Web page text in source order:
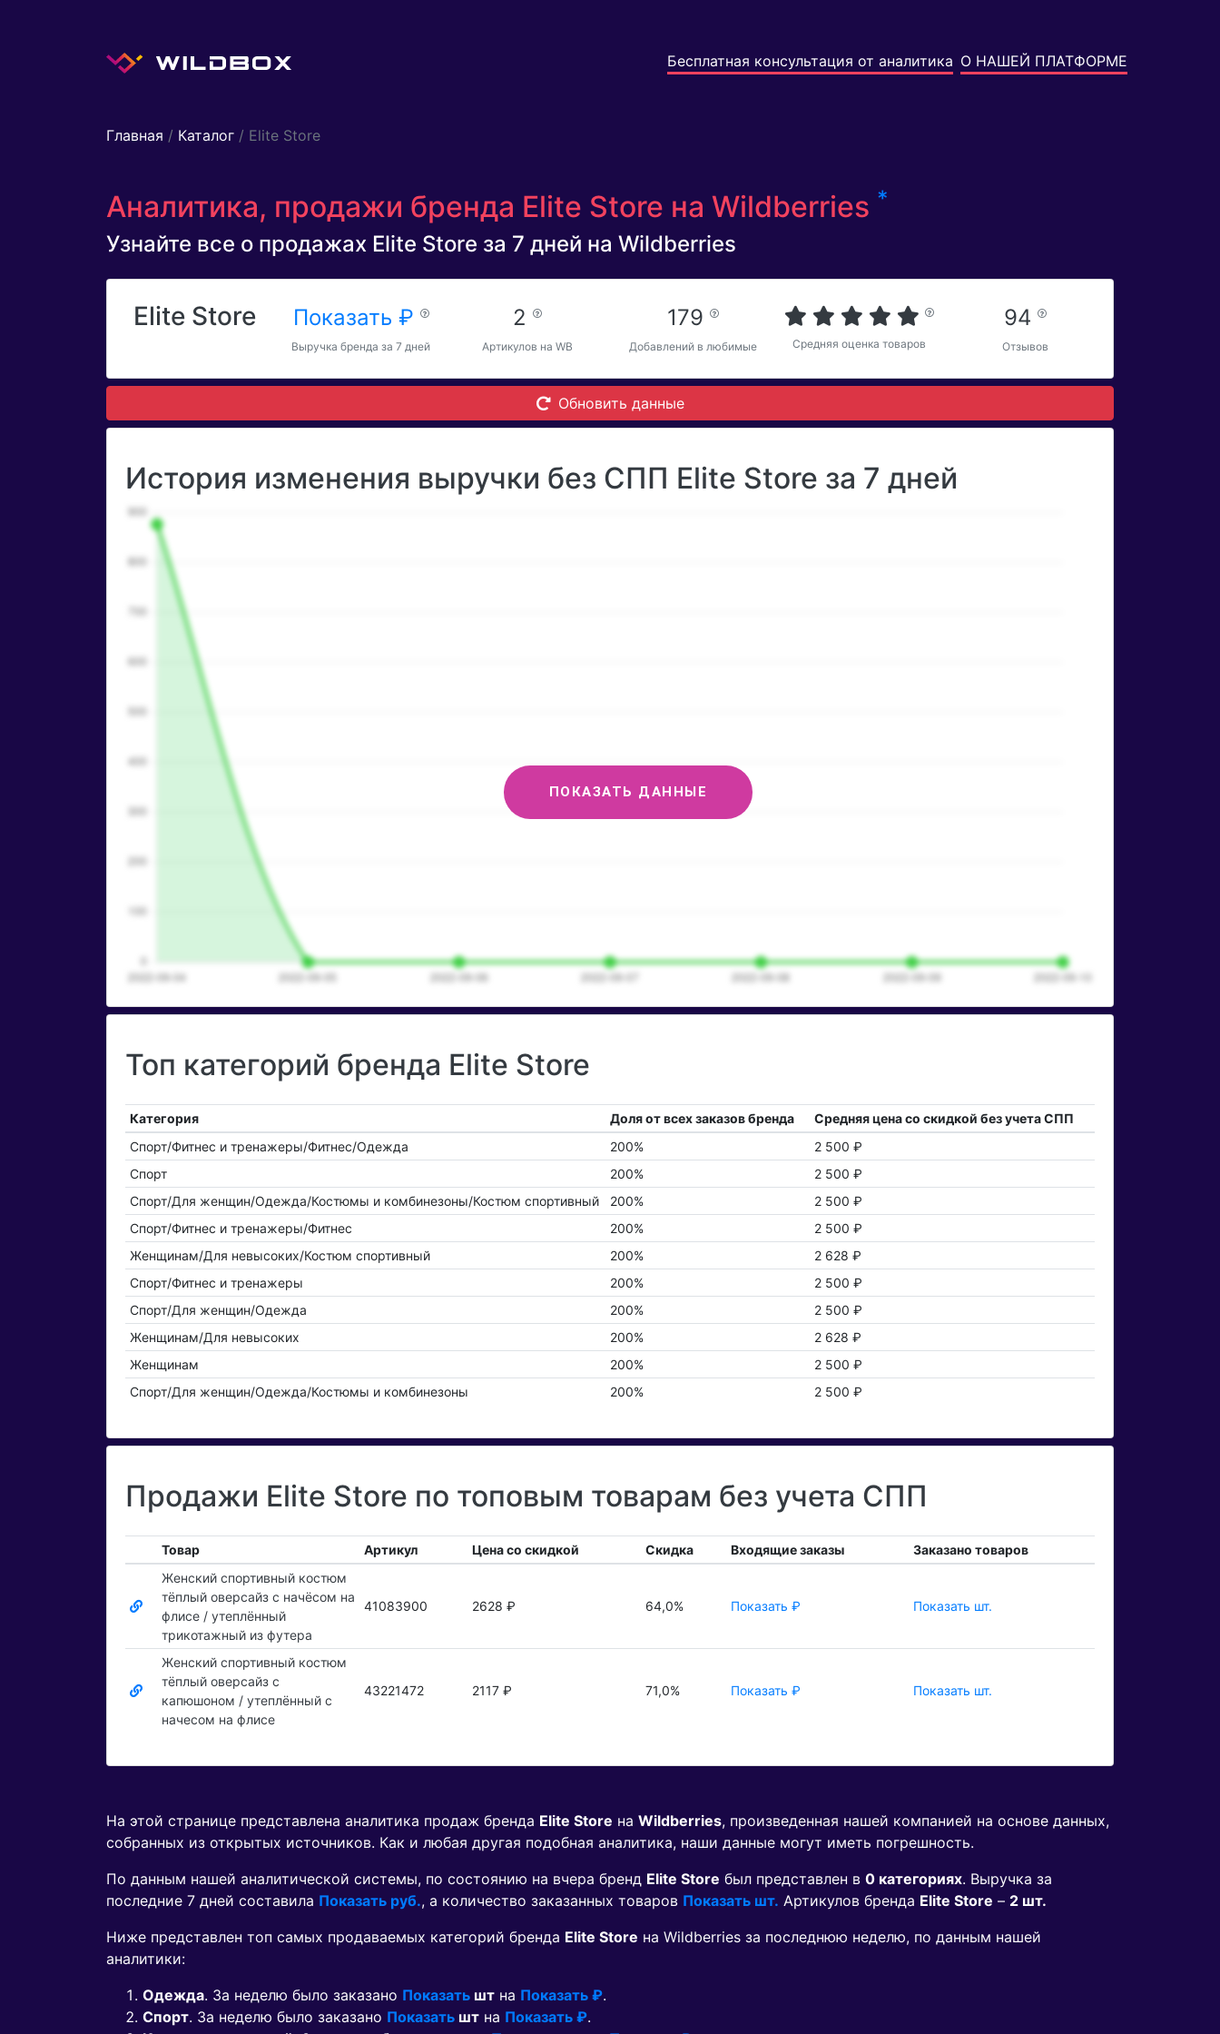
Бесплатная консультация от аналитика О НАШЕЙ ПЛАТФОРМЕ
Главная / Каталог / Elite Store
Аналитика, продажи бренда Elite Store на Wildberries *
Узнайте все о продажах Elite Store за 7 дней на Wildberries
Elite Store Показать ₽
Выручка бренда за 7 дней
2
Артикулов на WB
179
Добавлений в любимые Средняя оценка товаров
94
Отзывов
Обновить данные
История изменения выручки без СПП Elite Store за 7 дней
ПОКАЗАТЬ ДАННЫЕ
Топ категорий бренда Elite Store
Категория Доля от всех заказов бренда
Средняя цена со скидкой без учета СПП
Спорт/Фитнес и тренажеры/Фитнес/Одежда
200%
2 500 ₽
Спорт
200%
2 500 ₽
Спорт/Для женщин/Одежда/Костюмы и комбинезоны/Костюм спортивный
200%
2 500 ₽
Спорт/Фитнес и тренажеры/Фитнес
200%
2 500 ₽
Женщинам/Для невысоких/Костюм спортивный
200%
2 628 ₽
Спорт/Фитнес и тренажеры
200%
2 500 ₽
Спорт/Для женщин/Одежда
200%
2 500 ₽
Женщинам/Для невысоких
200%
2 628 ₽
Женщинам
200%
2 500 ₽
Спорт/Для женщин/Одежда/Костюмы и комбинезоны
200% 2 500 ₽
Продажи Elite Store по топовым товарам без учета СПП
Товар Артикул Цена со скидкой Скидка Входящие заказы
Заказано товаров
Женский спортивный костюм
тёплый оверсайз с начёсом на
флисе / утеплённый
трикотажный из футера
41083900 2628 ₽ 64,0% Показать ₽ Показать шт.
Женский спортивный костюм
тёплый оверсайз с
капюшоном / утеплённый с
начесом на флисе
43221472 2117 ₽ 71,0% Показать ₽ Показать шт.
На этой странице представлена аналитика продаж бренда Elite Store на Wildberries, произведенная нашей компанией на основе данных,
собранных из открытых источников. Как и любая другая подобная аналитика, наши данные могут иметь погрешность.
По данным нашей аналитической системы, по состоянию на вчера бренд Elite Store был представлен в 0 категориях. Выручка за
последние 7 дней составила Показать руб., а количество заказанных товаров Показать шт. Артикулов бренда Elite Store – 2 шт.
Ниже представлен топ самых продаваемых категорий бренда Elite Store на Wildberries за последнюю неделю, по данным нашей
аналитики:
Одежда. За неделю было заказано Показать шт на Показать ₽.
Спорт. За неделю было заказано Показать шт на Показать ₽.